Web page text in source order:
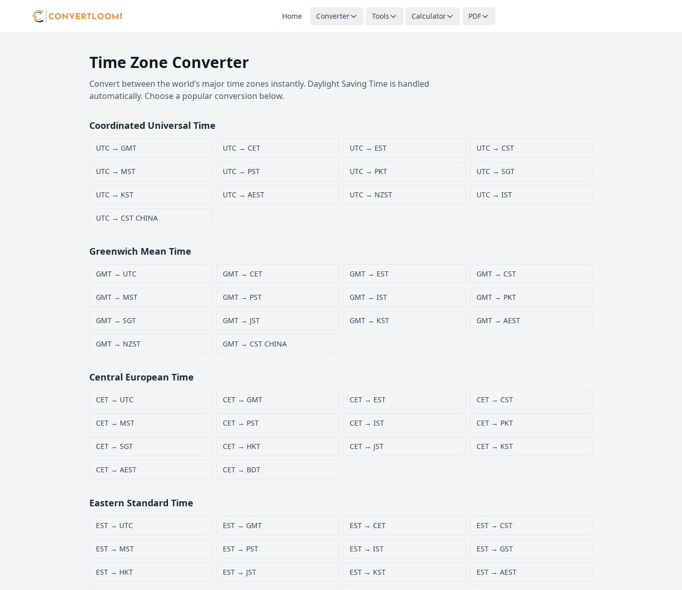
Home Converter Tools Calculator PDF
Time Zone Converter
Convert between the world’s major time zones instantly. Daylight Saving Time is handled
automatically. Choose a popular conversion below.
Coordinated Universal Time
UTC → GMT UTC → CET UTC → EST UTC → CST
UTC → MST UTC → PST UTC → PKT UTC → SGT
UTC → KST UTC → AEST UTC → NZST UTC → IST
UTC → CST CHINA
Greenwich Mean Time
GMT → UTC GMT → CET GMT → EST GMT → CST
GMT → MST GMT → PST GMT → IST GMT → PKT
GMT → SGT GMT → JST GMT → KST GMT → AEST
GMT → NZST GMT → CST CHINA
Central European Time
CET → UTC CET → GMT CET → EST CET → CST
CET → MST CET → PST CET → IST CET → PKT
CET → SGT CET → HKT CET → JST CET → KST
CET → AEST CET → BDT
Eastern Standard Time
EST → UTC EST → GMT EST → CET EST → CST
EST → MST EST → PST EST → IST EST → GST
EST → HKT EST → JST EST → KST EST → AEST